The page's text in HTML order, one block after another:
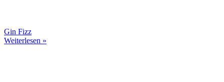
Gin Fizz
Weiterlesen »